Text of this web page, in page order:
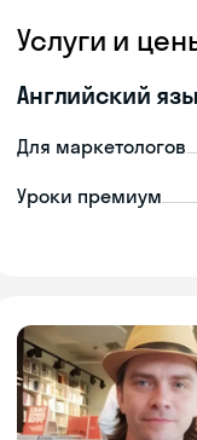
Услуги и
Английский
Для маркетологов
Уроки премиум